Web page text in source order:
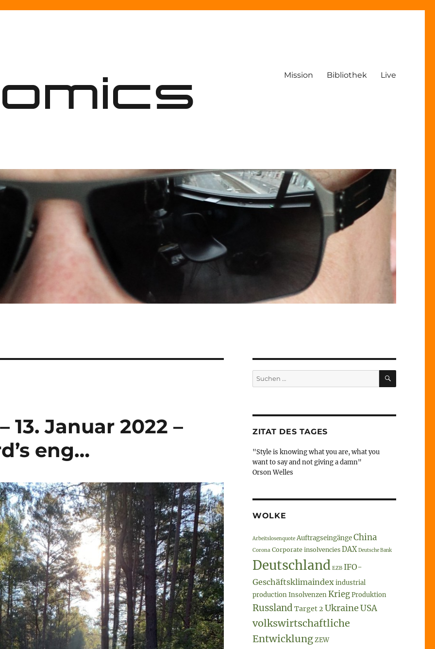
Mission Bibliothek Live
Januar 2022 –
eng…
Suche
nach:
SUCHEN
ZITAT DES TAGES
"Style is knowing what you are, what you
want to say and not giving a damn"
Orson Welles
WOLKE
Arbeitslosenquote AuftragseingängeChina
Corona Corporate insolvencies DAX Deutsche Bank
Deutschland EZB IFO-
Geschäftsklimaindexindustrial
productionInsolvenzenKriegProduktion
Russland Target 2 UkraineUSA
volkswirtschaftliche
EntwicklungZEW